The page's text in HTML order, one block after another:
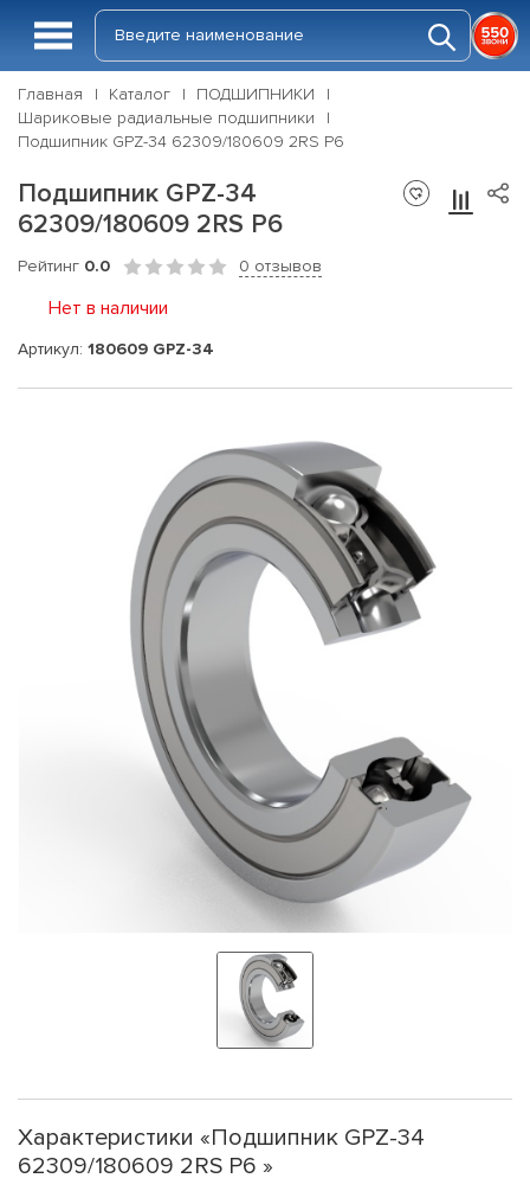
Главная Каталог
ПОДШИПНИКИ
Шариковые радиальные подшипники
Подшипник GPZ-34 62309/180609 2RS P6
Подшипник GPZ-34
62309/180609 2RS P6
Рейтинг 0.0 0 отзывов
Нет в наличии
Артикул: 180609 GPZ-34
Характеристики «Подшипник GPZ-34
62309/180609 2RS P6 »